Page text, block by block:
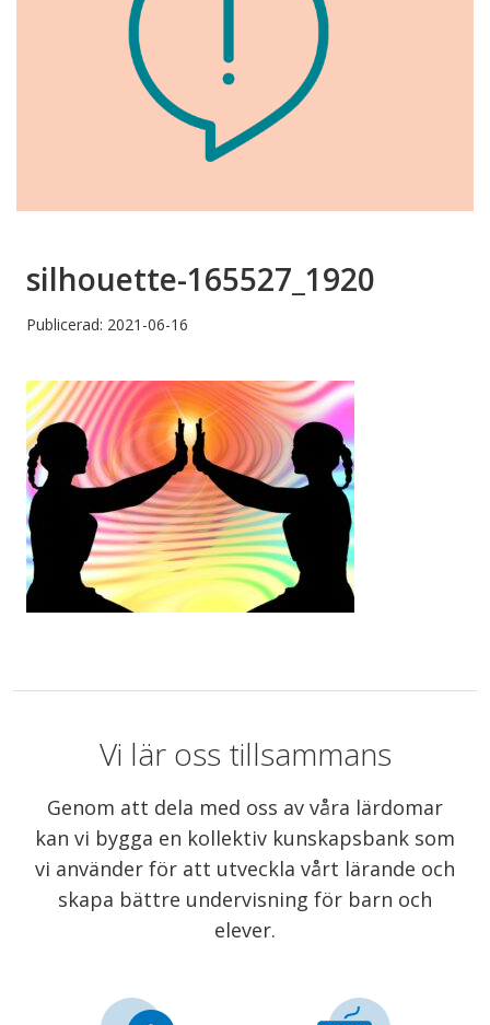
silhouette-165527_1920
Publicerad: 2021-06-16
Vi lär oss tillsammans
Genom att dela med oss av våra lärdomar
kan vi bygga en kollektiv kunskapsbank som
vi använder för att utveckla vårt lärande och
skapa bättre undervisning för barn och
elever.